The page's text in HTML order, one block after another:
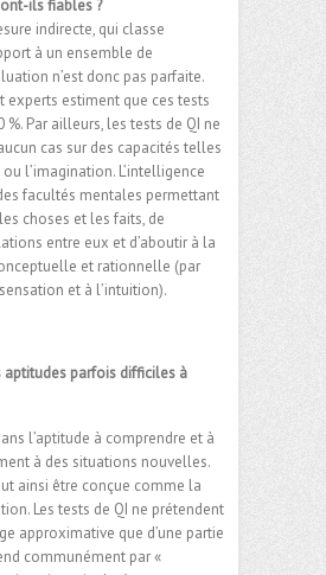
ils fiables ?
indirecte, qui classe
à un ensemble de
n’est donc pas parfaite.
experts estiment que ces tests
Par ailleurs, les tests de QI ne
cas sur des capacités telles
l’imagination. L’intelligence
facultés mentales permettant
choses et les faits, de
entre eux et d’aboutir à la
et rationnelle (par
et à l’intuition).
aptitudes parfois difficiles à
l’aptitude à comprendre et à
à des situations nouvelles.
ainsi être conçue comme la
Les tests de QI ne prétendent
approximative que d’une partie
communément par «